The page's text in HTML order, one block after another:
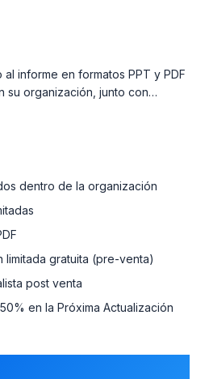
informe en formatos PPT y PDF
su organización, junto con
de nuestros analistas y una
del informe dentro de 180
dentro de la organización
limitada gratuita (pre-venta)
post venta
en la Próxima Actualización